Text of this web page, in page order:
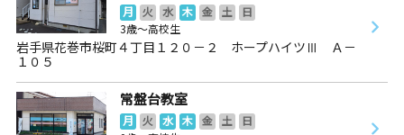
月 火 水 木 金 土
日
3歳～高校生
岩手県花巻市桜町４丁目１２０－２ ホープハイツⅢ Ａ－
１０５
常盤台教室
月 火 水 木 金 土
日